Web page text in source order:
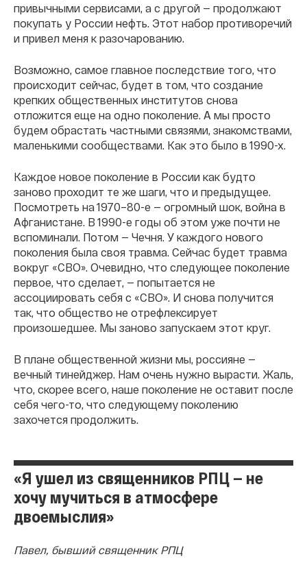
привычными сервисами, а с другой — продолжают
покупать у России нефть. Этот набор противоречий
и привел меня к разочарованию.
Возможно, самое главное последствие того, что
происходит сейчас, будет в том, что создание
крепких общественных институтов снова
отложится еще на одно поколение. А мы просто
будем обрастать частными связями, знакомствами,
маленькими сообществами. Как это было в 1990-х.
Каждое новое поколение в России как будто
заново проходит те же шаги, что и предыдущее.
Посмотреть на 1970–80-е — огромный шок, война в
Афганистане. В 1990-е годы об этом уже почти не
вспоминали. Потом — Чечня. У каждого нового
поколения была своя травма. Сейчас будет травма
вокруг «СВО». Очевидно, что следующее поколение
первое, что сделает, — попытается не
ассоциировать себя с «СВО». И снова получится
так, что общество не отрефлексирует
произошедшее. Мы заново запускаем этот круг.
В плане общественной жизни мы, россияне —
вечный тинейджер. Нам очень нужно вырасти. Жаль,
что, скорее всего, наше поколение не оставит после
себя чего-то, что следующему поколению
захочется продолжить.
«Я ушел из священников РПЦ — не
хочу мучиться в атмосфере
двоемыслия»
Павел, бывший священник РПЦ